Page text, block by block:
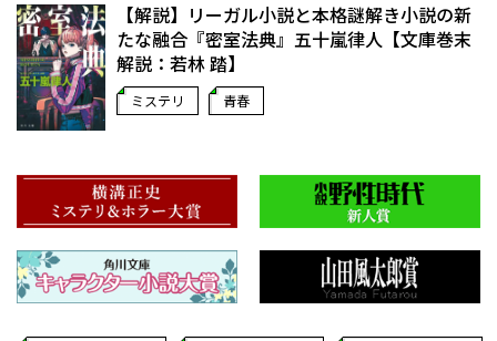
【解説】リーガル小説と本格謎解き小説の新
たな融合――『密室法典』五十嵐律人【文庫巻末
解説：若林 踏】
ミステリ 青春